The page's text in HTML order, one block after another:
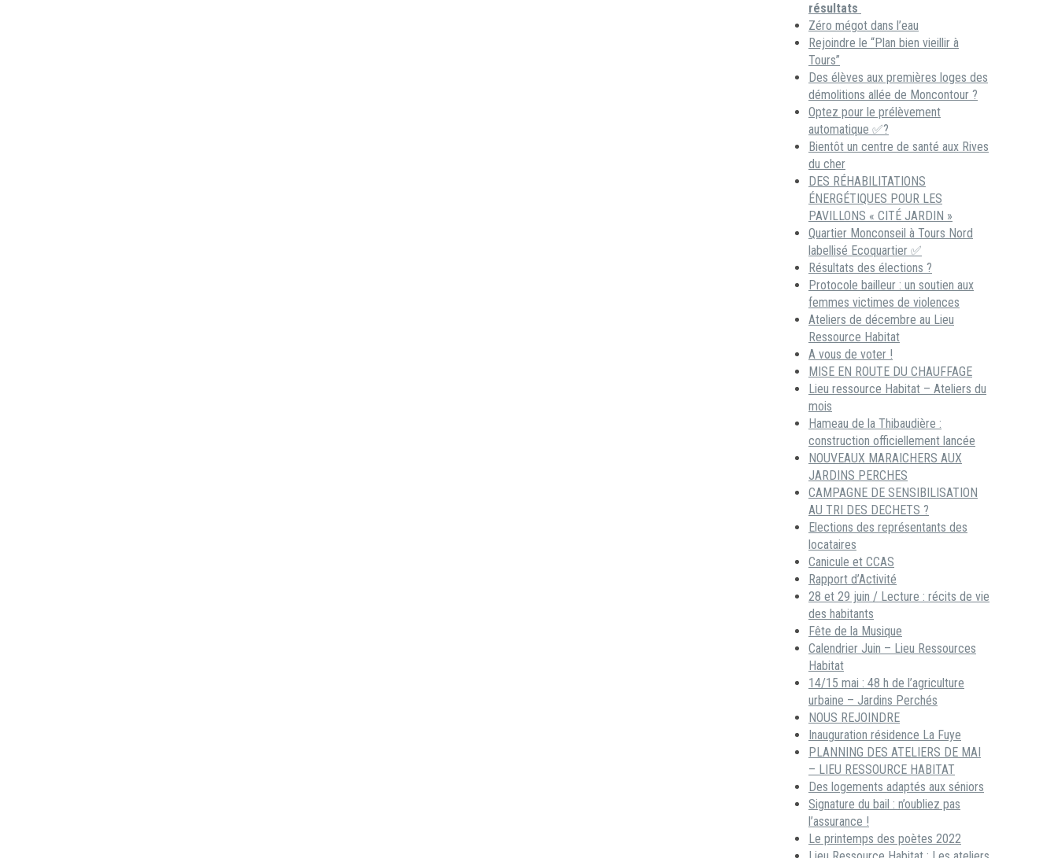
résultats
Zéro mégot dans l’eau
Rejoindre le “Plan bien vieillir à
Tours”
Des élèves aux premières loges des
démolitions allée de Moncontour ?
Optez pour le prélèvement
automatique ✅?
Bientôt un centre de santé aux Rives
du cher
DES RÉHABILITATIONS
ÉNERGÉTIQUES POUR LES
PAVILLONS « CITÉ JARDIN »
Quartier Monconseil à Tours Nord
labellisé Ecoquartier ✅
Résultats des élections ?
Protocole bailleur : un soutien aux
femmes victimes de violences
Ateliers de décembre au Lieu
Ressource Habitat
A vous de voter !
MISE EN ROUTE DU CHAUFFAGE
Lieu ressource Habitat – Ateliers du
mois
Hameau de la Thibaudière :
construction officiellement lancée
NOUVEAUX MARAICHERS AUX
JARDINS PERCHES
CAMPAGNE DE SENSIBILISATION
AU TRI DES DECHETS ?
Elections des représentants des
locataires
Canicule et CCAS
Rapport d’Activité
28 et 29 juin / Lecture : récits de vie
des habitants
Fête de la Musique
Calendrier Juin – Lieu Ressources
Habitat
14/15 mai : 48 h de l’agriculture
urbaine – Jardins Perchés
NOUS REJOINDRE
Inauguration résidence La Fuye
PLANNING DES ATELIERS DE MAI
– LIEU RESSOURCE HABITAT
Des logements adaptés aux séniors
Signature du bail : n’oubliez pas
l’assurance !
Le printemps des poètes 2022